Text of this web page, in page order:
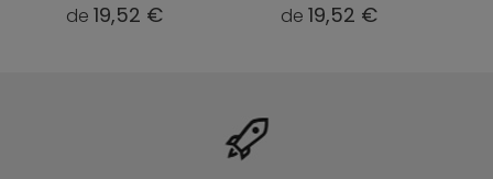
de19,52 € de19,52 €